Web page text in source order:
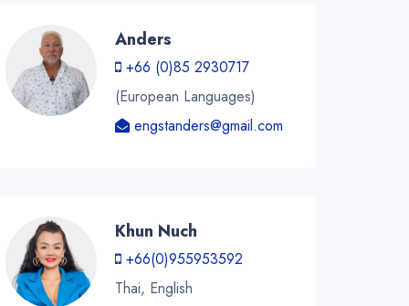
Anders
+66 (0)85 2930717
(European Languages)
engstanders@gmail.com
Khun Nuch
+66(0)955953592
Thai, English